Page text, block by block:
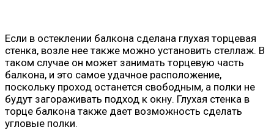
Если в остеклении балкона сделана глухая торцевая
стенка, возле нее также можно установить стеллаж. В
таком случае он может занимать торцевую часть
балкона, и это самое удачное расположение,
поскольку проход останется свободным, а полки не
будут загораживать подход к окну. Глухая стенка в
торце балкона также дает возможность сделать
угловые полки.